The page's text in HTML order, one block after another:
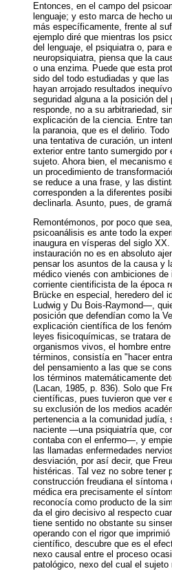
Entonces, en el campo del
lenguaje; y esto marca de hecho
más específicamente, frente al
ejemplo diré que mientras los
del lenguaje, el psiquiatra o, para
neuropsiquiatra, piensa que la
o una enzima. Puede que esta
sido del todo estudiadas y que
hayan arrojado resultados
seguridad alguna a la posición
responde, no a su arbitrariedad,
explicación de la ciencia. Entre
la paranoia, que es el delirio.
una tentativa de curación, un
exterior entre tanto sumergido por
sujeto. Ahora bien, el mecanismo
un procedimiento de
se reduce a una frase, y las
corresponden a la diferentes
declinarla. Asunto, pues, de
Remontémonos, por poco que
psicoanálisis es ante todo la
inaugura en vísperas del siglo
instauración no es en absoluto
pensar los asuntos de la causa y
médico vienés con ambiciones
corriente cientificista de la época
Brücke en especial, heredero del
Ludwig y Du Bois-Raymond—,
posición que defendían como la
explicación científica de los
leyes fisicoquímicas, se tratara
organismos vivos, el hombre
términos, consistía en "hacer
del pensamiento a las que se
los términos matemáticamente
(Lacan, 1985, p. 836). Solo que
científicas, pues tuvieron que ver
su exclusión de los medios
pertenencia a la comunidad
naciente —una psiquiatría que,
contaba con el enfermo—, y
las llamadas enfermedades
desviación, por así decir, que
histéricas. Tal vez no sobre tener
construcción freudiana el síntoma
médica era precisamente el
reconocía como producto de la
da el giro decisivo al respecto
tiene sentido no obstante su
operando con el rigor que
científico, descubre que es el
nexo causal entre el proceso
patológico, nexo del cual el sujeto